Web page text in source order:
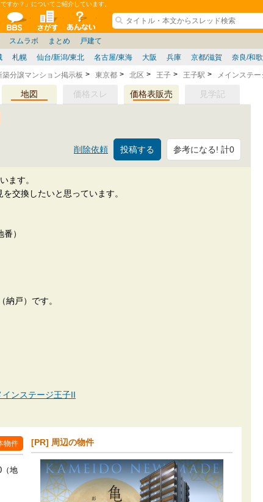
すか？」についてご紹介しています。
ンコミュニティ
全掲示板 物件検索 サイトについて
札幌 仙台/新潟/東北 名古屋/東海 大阪 兵庫 京都/滋賀 奈良/和
古屋/東海 大阪/兵庫/京都/関西
ン質問 住宅質問 管理会社/組合
ニュース 個人取引 政治
管理 ノウハウ 東京都 神奈川県
スムラボ
他 まとめ
兵庫県 福岡県 戸建て
分譲マンション掲示板 東京都 北区 王子 王子駅 メインステ
地図 価格スレ 価格表販売 見学記
削除依頼 参考になる! 計0
ます。
交換したいと思っています。
）
戸）です。
ンステージ王子II
物件
（地
[PR] 周辺の物件